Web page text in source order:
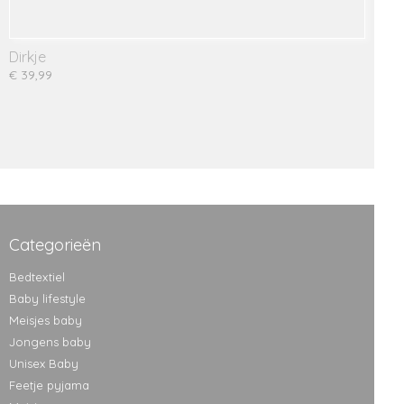
Dirkje
€ 39,99
Categorieën
Bedtextiel
Baby lifestyle
Meisjes baby
Jongens baby
Unisex Baby
Feetje pyjama